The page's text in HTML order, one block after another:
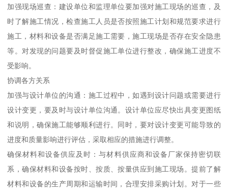
加强现场巡查：建设单位和监理单位要加强对施工现场的巡查，及
时了解施工情况，检查施工人员是否按照施工计划和规范要求进行
施工，材料和设备是否满足施工需要，施工现场是否存在安全隐患
等。对发现的问题要及时督促施工单位进行整改，确保施工进度不
受影响。
协调各方关系
加强与设计单位的沟通：施工过程中，如遇到设计问题或需要进行
设计变更，要及时与设计单位沟通。设计单位应尽快出具变更图纸
和说明，确保施工能够顺利进行。同时，要对设计变更可能导致的
进度和质量影响进行评估，采取相应的措施进行调整。
确保材料和设备供应及时：与材料供应商和设备厂家保持密切联
系，确保材料和设备按时、按质、按量供应到施工现场。提前了解
材料和设备的生产周期和运输时间，合理安排采购计划。对于一些